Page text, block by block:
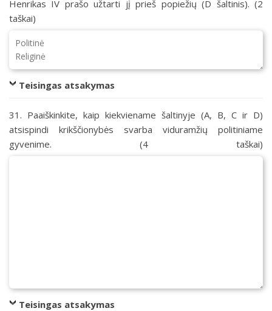
Henrikas IV prašo užtarti jį prieš popiežių (D šaltinis). (2
taškai)
Teisingas atsakymas
31. Paaiškinkite, kaip kiekviename šaltinyje (A, B, C ir D)
atsispindi krikščionybės svarba viduramžių politiniame
gyvenime. (4 taškai)
Teisingas atsakymas